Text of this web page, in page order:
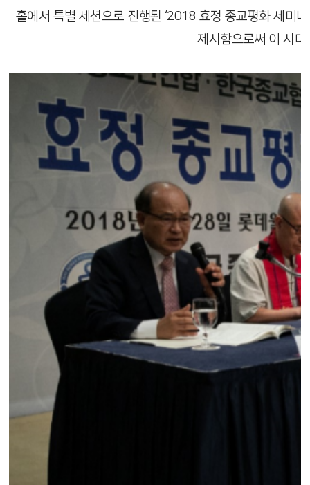
홀에서 특별 세션으로 진행된 ‘2018 효정 종교평화 세미
제시함으로써 이 시